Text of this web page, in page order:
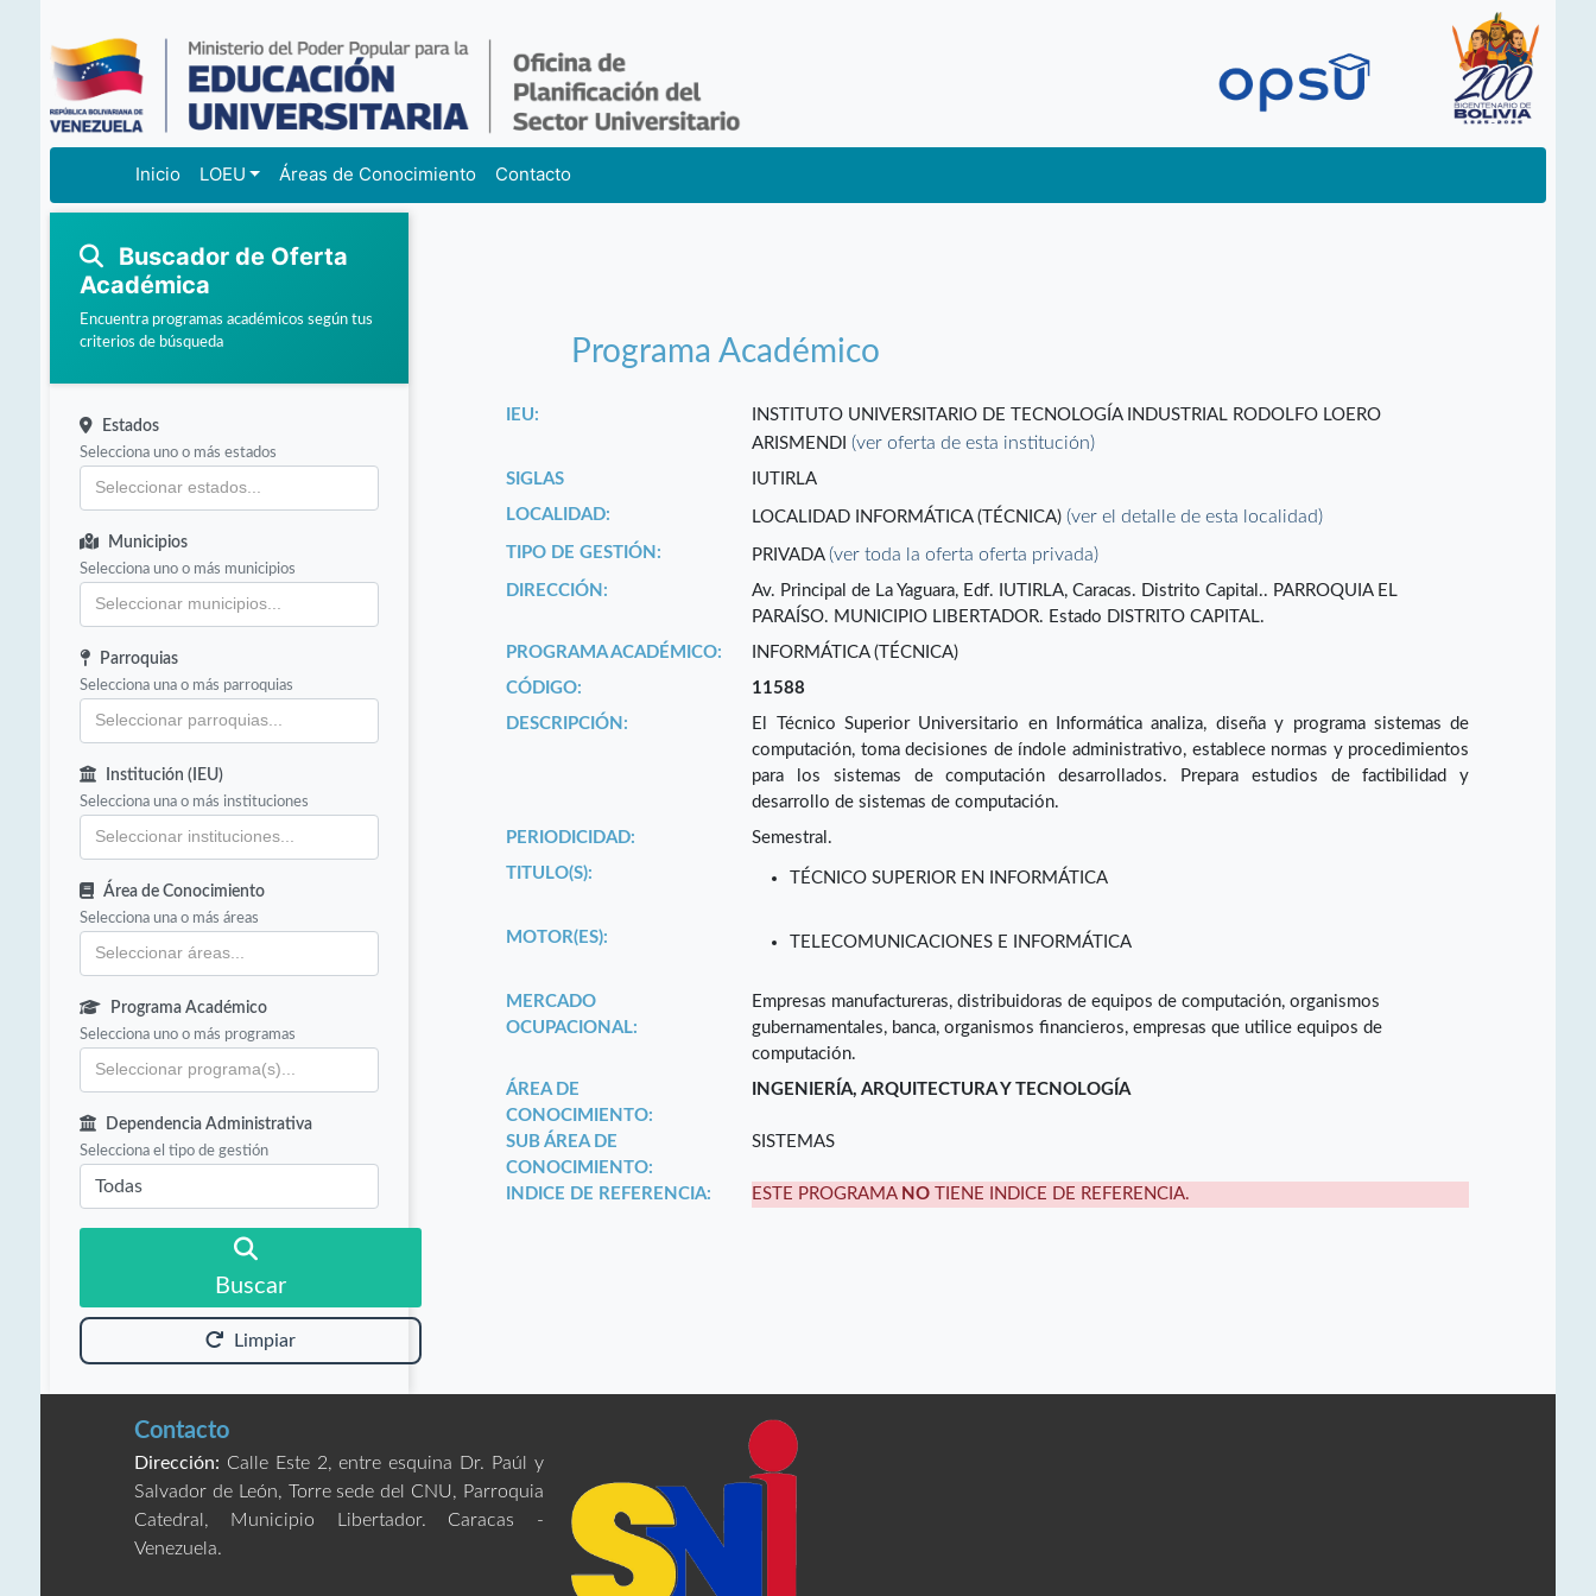
Inicio LOEU Áreas de Conocimiento Contacto
Buscador de Oferta
Académica
Encuentra programas académicos según tus
criterios de búsqueda
Estados
Selecciona uno o más estados
Municipios
Selecciona uno o más municipios
Parroquias
Selecciona una o más parroquias
Institución (IEU)
Selecciona una o más instituciones
Área de Conocimiento
Selecciona una o más áreas
Programa Académico
Selecciona uno o más programas
Dependencia Administrativa
Selecciona el tipo de gestión
Buscar
Limpiar
Programa Académico
IEU:
INSTITUTO UNIVERSITARIO DE TECNOLOGÍA INDUSTRIAL RODOLFO LOERO
ARISMENDI(ver oferta de esta institución)
SIGLAS
IUTIRLA
LOCALIDAD:
LOCALIDAD INFORMÁTICA (TÉCNICA)(ver el detalle de esta localidad)
TIPO DE GESTIÓN: PRIVADA(ver toda la oferta oferta privada)
DIRECCIÓN:
Av. Principal de La Yaguara, Edf. IUTIRLA, Caracas. Distrito Capital.. PARROQUIA EL
PARAÍSO. MUNICIPIO LIBERTADOR. Estado DISTRITO CAPITAL.
PROGRAMA ACADÉMICO:
INFORMÁTICA (TÉCNICA)
CÓDIGO:
11588
DESCRIPCIÓN:
El Técnico Superior Universitario en Informática analiza, diseña y programa sistemas de
computación, toma decisiones de índole administrativo, establece normas y procedimientos
para los sistemas de computación desarrollados. Prepara estudios de factibilidad y
desarrollo de sistemas de computación.
PERIODICIDAD:
Semestral.
TITULO(S):
TÉCNICO SUPERIOR EN INFORMÁTICA
MOTOR(ES): TELECOMUNICACIONES E INFORMÁTICA
MERCADO
OCUPACIONAL:
Empresas manufactureras, distribuidoras de equipos de computación, organismos
gubernamentales, banca, organismos financieros, empresas que utilice equipos de
computación.
ÁREA DE
CONOCIMIENTO:
INGENIERÍA, ARQUITECTURA Y TECNOLOGÍA
SUB ÁREA DE
CONOCIMIENTO:
SISTEMAS
INDICE DE REFERENCIA: ESTE PROGRAMA NO TIENE INDICE DE REFERENCIA.
Contacto
Dirección: Calle Este 2, entre esquina Dr. Paúl y
Salvador de León, Torre sede del CNU, Parroquia
Catedral, Municipio Libertador. Caracas -
Venezuela.